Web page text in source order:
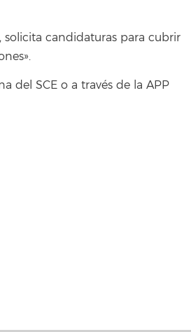
solicita candidaturas para cubrir
del SCE o a través de la APP